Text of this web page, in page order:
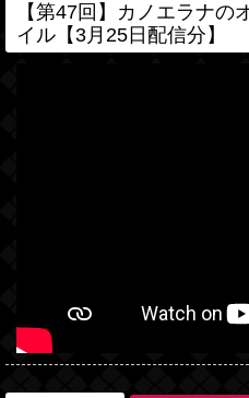
【第47回】カノエラナ
イル【3月25日配信分】